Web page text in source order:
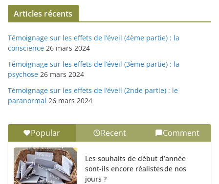
Articles récents
Témoignage sur les effets de l’éveil (4ème partie) : la
conscience 26 mars 2024
Témoignage sur les effets de l’éveil (3ème partie) : la
psychose 26 mars 2024
Témoignage sur les effets de l’éveil (2nde partie) : le
paranormal 26 mars 2024
Popular Recent Comment
Les souhaits de début d’année
sont-ils encore réalistes de nos
jours ?